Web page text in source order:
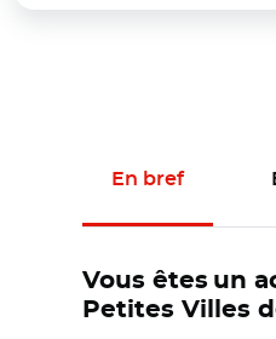
En bref
Vous êtes un
Petites Villes